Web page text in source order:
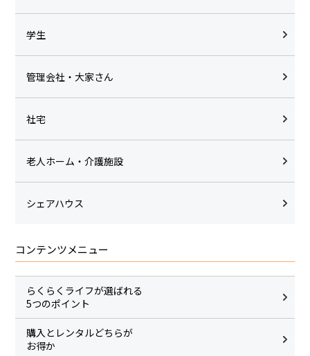
学生
管理会社・大家さん
社宅
老人ホーム・介護施設
シェアハウス
コンテンツメニュー
らくらくライフが選ばれる
5つのポイント
購入とレンタルどちらが
お得か